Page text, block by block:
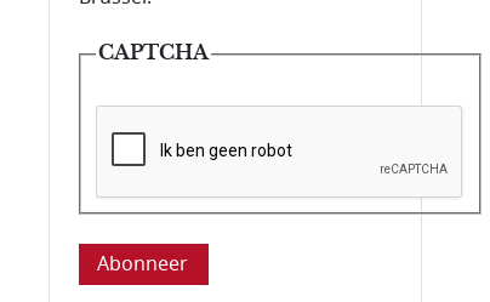
CAPTCHA
Deze vraag is om te controleren dat u